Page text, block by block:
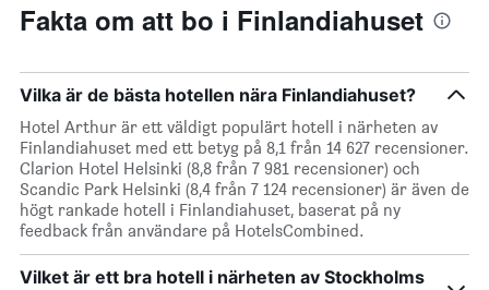
Fakta om att bo i Finlandiahuset
Vilka är de bästa hotellen nära Finlandiahuset?
Hotel Arthur är ett väldigt populärt hotell i närheten av
Finlandiahuset med ett betyg på 8,1 från 14 627 recensioner.
Clarion Hotel Helsinki (8,8 från 7 981 recensioner) och
Scandic Park Helsinki (8,4 från 7 124 recensioner) är även de
högt rankade hotell i Finlandiahuset, baserat på ny
feedback från användare på HotelsCombined.
Vilket är ett bra hotell i närheten av Stockholms